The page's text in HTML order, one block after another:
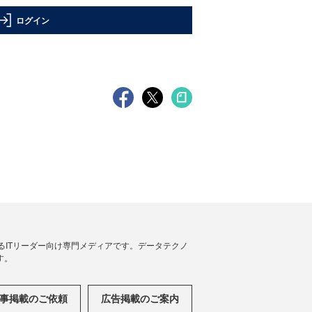
ログイン
リーダー向け専門メディアです。データテクノ
掲載のご依頼 広告掲載のご案内